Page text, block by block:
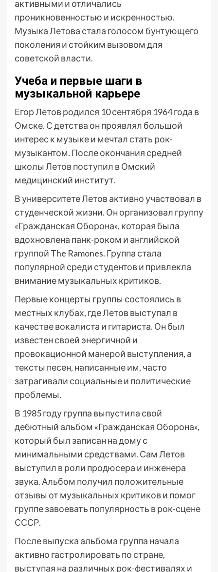
активными и отличались
проникновенностью и искренностью.
Музыка Летова стала голосом бунтующего
поколения и стойким вызовом для
советской власти.
Учеба и первые шаги в
музыкальной карьере
Егор Летов родился 10 сентября 1964 года в
Омске. С детства он проявлял большой
интерес к музыке и мечтал стать рок-
музыкантом. После окончания средней
школы Летов поступил в Омский
медицинский институт.
В университете Летов активно участвовал в
студенческой жизни. Он организовал группу
«Гражданская Оборона», которая была
вдохновлена панк-роком и английской
группой The Ramones. Группа стала
популярной среди студентов и привлекла
внимание музыкальных критиков.
Первые концерты группы состоялись в
местных клубах, где Летов выступал в
качестве вокалиста и гитариста. Он был
известен своей энергичной и
провокационной манерой выступления, а
тексты песен, написанные им, часто
затрагивали социальные и политические
проблемы.
В 1985 году группа выпустила свой
дебютный альбом «Гражданская Оборона»,
который был записан на дому с
минимальными средствами. Сам Летов
выступил в роли продюсера и инженера
звука. Альбом получил положительные
отзывы от музыкальных критиков и помог
группе завоевать популярность в рок-сцене
СССР.
После выпуска альбома группа начала
активно гастролировать по стране,
выступая на различных рок-фестивалях и